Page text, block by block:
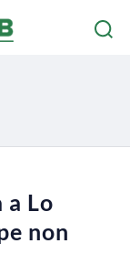
a Lo
non